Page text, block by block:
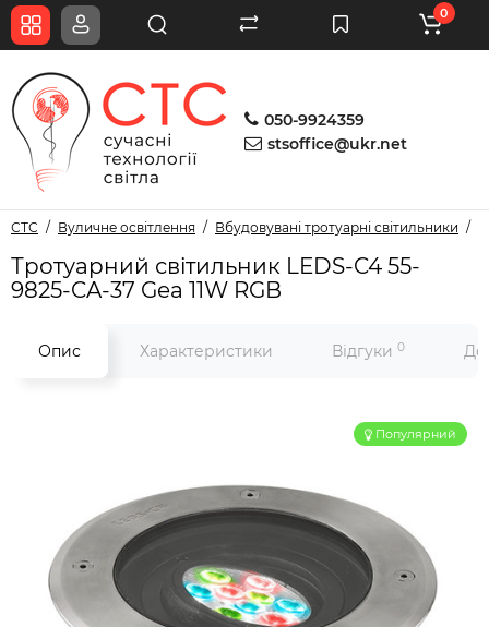
050-9924359
stsoffice@ukr.net
0
СТС Вуличне освітлення Вбудовувані тротуарні світильники
Тротуарний світильник LEDS-C4 55-
9825-CA-37 Gea 11W RGB
Опис Характеристики Відгуки 0
Популярний